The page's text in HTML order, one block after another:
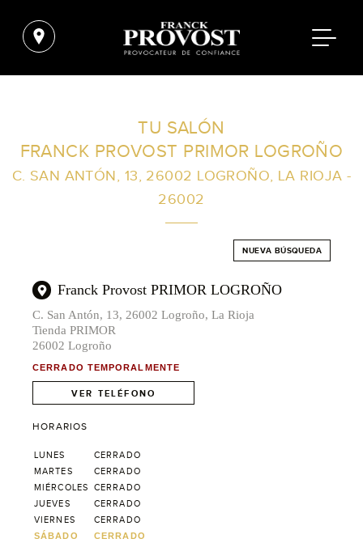
FILTROS AVANZADOS
TU SALÓN
FRANCK PROVOST PRIMOR LOGROÑO
C. SAN ANTÓN, 13, 26002 LOGROÑO, LA RIOJA -
26002
NUEVA BÚSQUEDA
Franck Provost PRIMOR LOGROÑO
C. San Antón, 13, 26002 Logroño, La Rioja
Tienda PRIMOR
26002 Logroño
CERRADO TEMPORALMENTE
VER TELÉFONO
HORARIOS
LUNES
CERRADO
MARTES
CERRADO
MIÉRCOLES
CERRADO
JUEVES
CERRADO
VIERNES
CERRADO
SÁBADO
CERRADO